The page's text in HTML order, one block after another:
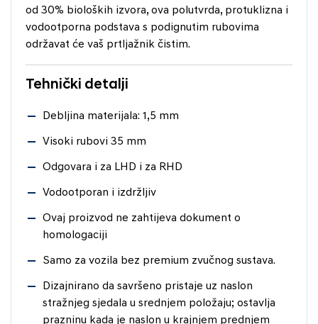
od 30% bioloških izvora, ova polutvrda, protuklizna i
vodootporna podstava s podignutim rubovima
održavat će vaš prtljažnik čistim.
Tehnički detalji
Debljina materijala: 1,5 mm
Visoki rubovi 35 mm
Odgovara i za LHD i za RHD
Vodootporan i izdržljiv
Ovaj proizvod ne zahtijeva dokument o
homologaciji
Samo za vozila bez premium zvučnog sustava.
Dizajnirano da savršeno pristaje uz naslon
stražnjeg sjedala u srednjem položaju; ostavlja
prazninu kada je naslon u krajnjem prednjem